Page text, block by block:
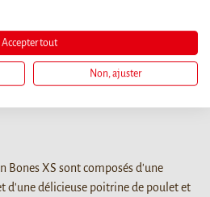
Bones XS sont composés d'une
d'une délicieuse poitrine de poulet et
Accepter tout
Non, ajuster